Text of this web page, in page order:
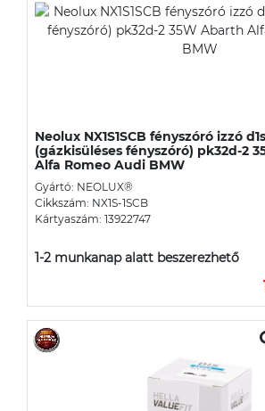
Neolux NX1S1SCB fényszóró izzó d1s
(gázkisüléses fényszóró) pk32d-2
Alfa Romeo Audi BMW
Gyártó: NEOLUX®
Cikkszám: NX1S-1SCB
Kártyaszám: 13922747
1-2 munkanap alatt beszerezhető